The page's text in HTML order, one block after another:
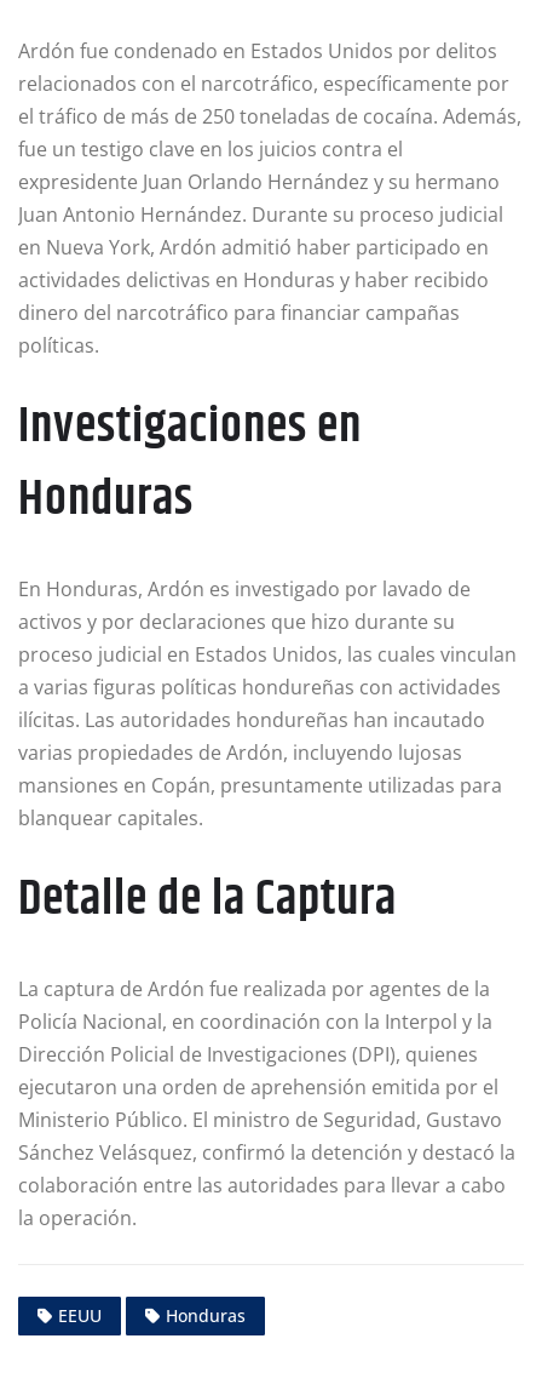
Ardón fue condenado en Estados Unidos por delitos
relacionados con el narcotráfico, específicamente por
el tráfico de más de 250 toneladas de cocaína. Además,
fue un testigo clave en los juicios contra el
expresidente Juan Orlando Hernández y su hermano
Juan Antonio Hernández. Durante su proceso judicial
en Nueva York, Ardón admitió haber participado en
actividades delictivas en Honduras y haber recibido
dinero del narcotráfico para financiar campañas
políticas.
Investigaciones en
Honduras
En Honduras, Ardón es investigado por lavado de
activos y por declaraciones que hizo durante su
proceso judicial en Estados Unidos, las cuales vinculan
a varias figuras políticas hondureñas con actividades
ilícitas. Las autoridades hondureñas han incautado
varias propiedades de Ardón, incluyendo lujosas
mansiones en Copán, presuntamente utilizadas para
blanquear capitales.
Detalle de la Captura
La captura de Ardón fue realizada por agentes de la
Policía Nacional, en coordinación con la Interpol y la
Dirección Policial de Investigaciones (DPI), quienes
ejecutaron una orden de aprehensión emitida por el
Ministerio Público. El ministro de Seguridad, Gustavo
Sánchez Velásquez, confirmó la detención y destacó la
colaboración entre las autoridades para llevar a cabo
la operación.
EEUU Honduras